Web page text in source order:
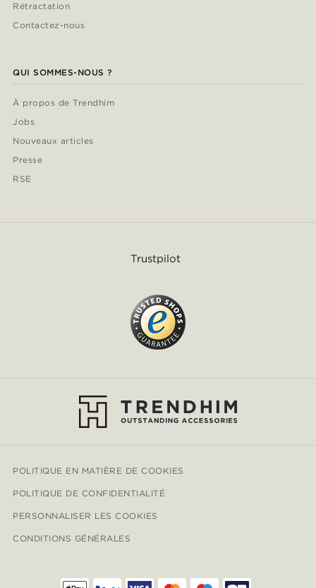
Rétractation
Contactez-nous
QUI SOMMES-NOUS ?
À propos de Trendhim
Jobs
Nouveaux articles
Presse
RSE
Trustpilot
POLITIQUE EN MATIÈRE DE COOKIES
POLITIQUE DE CONFIDENTIALITÉ
PERSONNALISER LES COOKIES
CONDITIONS GÉNÉRALES